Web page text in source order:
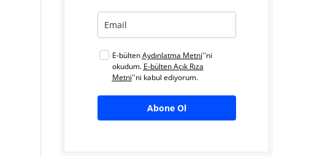
E-bültenAydınlatma Metni''ni
okudum. E-bülten Açık Rıza
Metni''ni kabul ediyorum.
Abone Ol